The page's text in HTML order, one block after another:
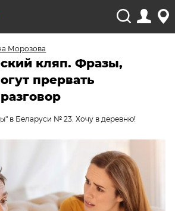
Морозова
кляп. Фразы,
прервать
в Беларуси № 23. Хочу в деревню!